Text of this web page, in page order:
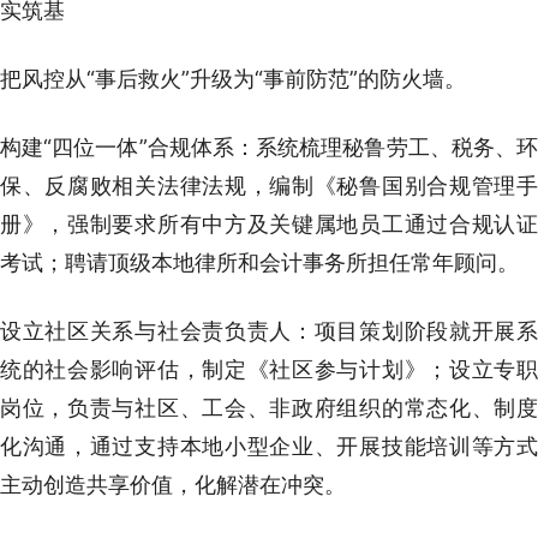
实筑基
把风控从“事后救火”升级为“事前防范”的防火墙。
构建“四位一体”合规体系：系统梳理秘鲁劳工、税务、环
保、反腐败相关法律法规，编制《秘鲁国别合规管理手
册》，强制要求所有中方及关键属地员工通过合规认证
考试；聘请顶级本地律所和会计事务所担任常年顾问。
设立社区关系与社会责负责人：项目策划阶段就开展系
统的社会影响评估，制定《社区参与计划》；设立专职
岗位，负责与社区、工会、非政府组织的常态化、制度
化沟通，通过支持本地小型企业、开展技能培训等方式
主动创造共享价值，化解潜在冲突。